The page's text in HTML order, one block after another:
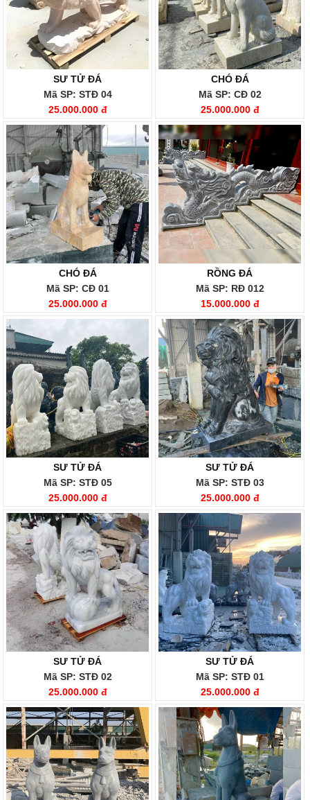
SƯ TỬ ĐÁ
Mã SP: STĐ 04
25.000.000 đ
CHÓ ĐÁ
Mã SP: CĐ 02
25.000.000 đ
CHÓ ĐÁ
Mã SP: CĐ 01
25.000.000 đ
RỒNG ĐÁ
Mã SP: RĐ 012
15.000.000 đ
SƯ TỬ ĐÁ
Mã SP: STĐ 05
25.000.000 đ
SƯ TỬ ĐÁ
Mã SP: STĐ 03
25.000.000 đ
SƯ TỬ ĐÁ
Mã SP: STĐ 02
25.000.000 đ
SƯ TỬ ĐÁ
Mã SP: STĐ 01
25.000.000 đ